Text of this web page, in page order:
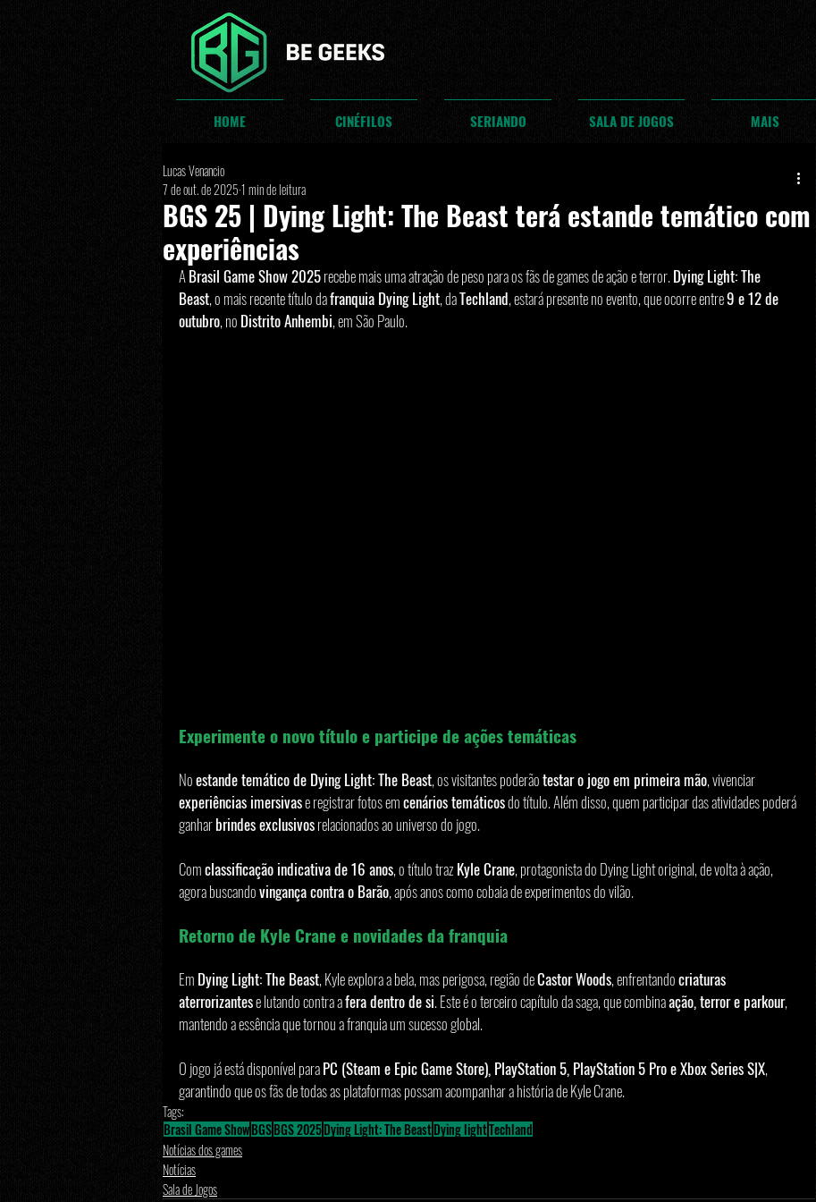
HOME CINÉFILOS SERIANDO SALA DE JOGOS MAIS
BGS 25 | Dying Light: The Beast terá estande temático com
experiências
Lucas Venancio
7 de out. de 20251 min de leitura
A Brasil Game Show 2025 recebe mais uma atração de peso para os fãs de games de ação e terror. Dying Light: The
Beast, o mais recente título da franquia Dying Light, da Techland, estará presente no evento, que ocorre entre 9 e 12 de
outubro, no Distrito Anhembi, em São Paulo.
Experimente o novo título e participe de ações temáticas
No estande temático de Dying Light: The Beast, os visitantes poderão testar o jogo em primeira mão, vivenciar
experiências imersivas e registrar fotos em cenários temáticos do título. Além disso, quem participar das atividades poderá
ganhar brindes exclusivos relacionados ao universo do jogo.
Com classificação indicativa de 16 anos, o título traz Kyle Crane, protagonista do Dying Light original, de volta à ação,
agora buscando vingança contra o Barão, após anos como cobaia de experimentos do vilão.
Retorno de Kyle Crane e novidades da franquia
Em Dying Light: The Beast, Kyle explora a bela, mas perigosa, região de Castor Woods, enfrentando criaturas
aterrorizantes e lutando contra a fera dentro de si. Este é o terceiro capítulo da saga, que combina ação, terror e parkour,
mantendo a essência que tornou a franquia um sucesso global.
O jogo já está disponível para PC (Steam e Epic Game Store), PlayStation 5, PlayStation 5 Pro e Xbox Series S|X,
garantindo que os fãs de todas as plataformas possam acompanhar a história de Kyle Crane.
Tags:
Brasil Game ShowBGSBGS 2025Dying Light: The BeastDying lightTechland
Notícias dos games
Notícias
Sala de Jogos